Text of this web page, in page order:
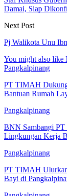
Damai, Siap
Next Post
Pj Walikota Unu
You might also like
Pangkalpinang
PT TIMAH
Bantuan Rumah
Pangkalpinang
BNN Sambangi
Lingkungan Kerja
Pangkalpinang
PT TIMAH Ulurkan
Bayi di